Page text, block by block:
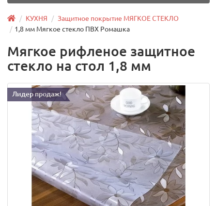
КУХНЯ
Защитное покрытие МЯГКОЕ СТЕКЛО
1,8 мм Мягкое стекло ПВХ Ромашка
Мягкое рифленое защитное
стекло на стол 1,8 мм
Лидер продаж!